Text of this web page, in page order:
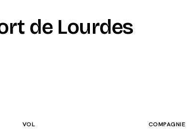
de Lourdes
VOL COMPAGNIE